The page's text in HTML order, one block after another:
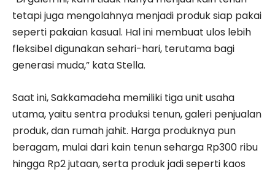
tetapi juga mengolahnya menjadi produk siap pakai
seperti pakaian kasual. Hal ini membuat ulos lebih
fleksibel digunakan sehari-hari, terutama bagi
generasi muda,” kata Stella.
Saat ini, Sakkamadeha memiliki tiga unit usaha
utama, yaitu sentra produksi tenun, galeri penjualan
produk, dan rumah jahit. Harga produknya pun
beragam, mulai dari kain tenun seharga Rp300 ribu
hingga Rp2 jutaan, serta produk jadi seperti kaos